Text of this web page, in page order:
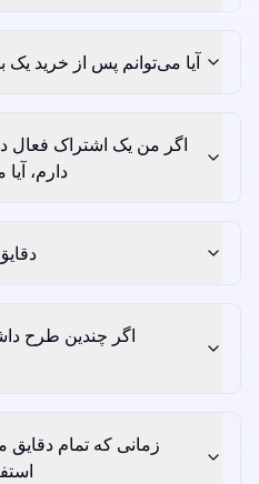
آیا می‌توانم پس از خرید یک
اگر من یک اشتراک فعال
دارم،
اگر چندین طرح
زمانی که تمام دقایق